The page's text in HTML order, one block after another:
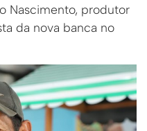
Nascimento, produtor
da nova banca no